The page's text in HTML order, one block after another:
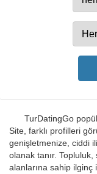
TurDatingGo
Site, farklı profilleri
genişletmenize, ciddi
olanak tanır.
alanlarına sahip